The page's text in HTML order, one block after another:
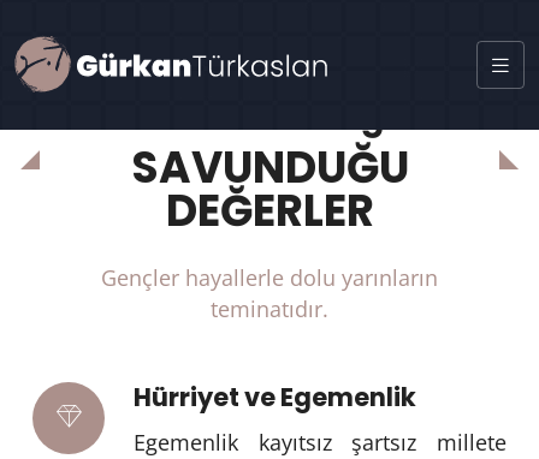
ülke bütünlüğü
SAVUNDUĞU
DEĞERLER
Gençler hayallerle dolu yarınların
teminatıdır.
Hürriyet ve Egemenlik
Egemenlik kayıtsız şartsız millete